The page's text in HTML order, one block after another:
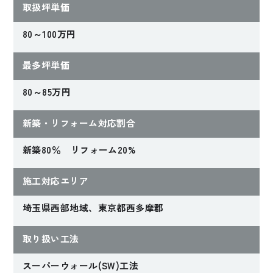
取扱坪単価
80～100万円
最多坪単価
80～85万円
新築・リフォーム対応割合
新築80％ リフォーム20%
施工対応エリア
埼玉県西部地域、東京都西多摩郡
取り扱い工法
スーパーウォール(SW)工法